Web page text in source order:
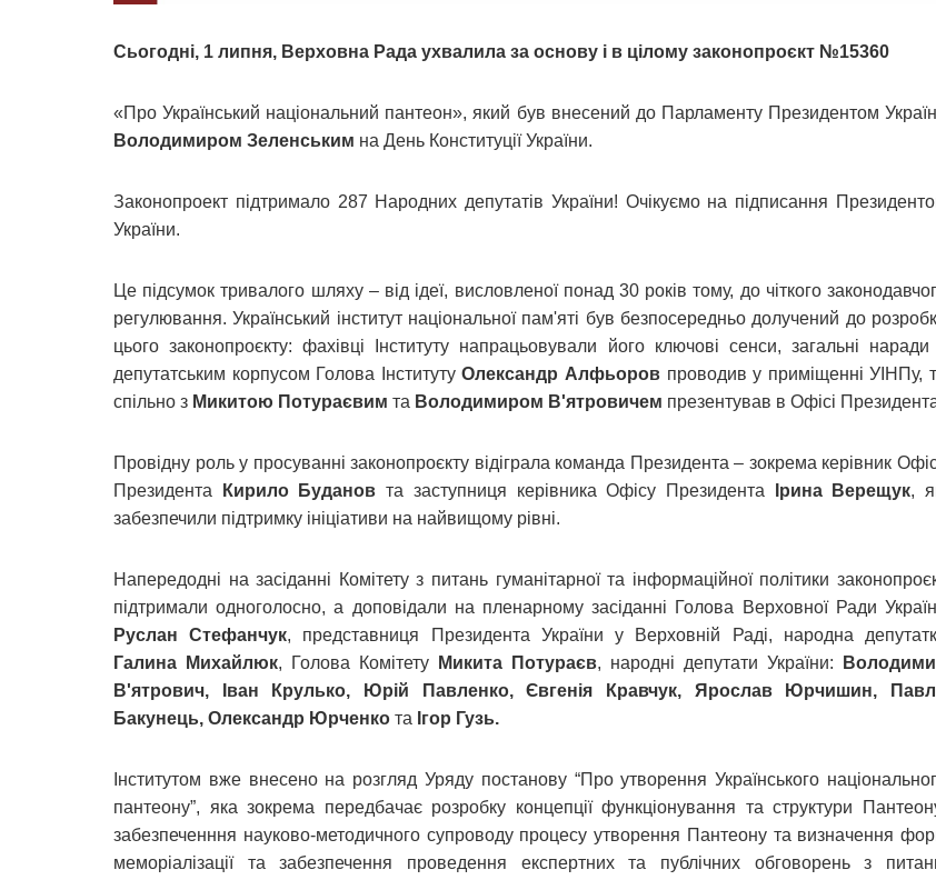
Сьогодні, 1 липня, Верховна Рада ухвалила за основу і в цілому законопроєкт №15360
«Про Український національний пантеон», який був внесений до Парламенту Президентом
Володимиром Зеленським на День Конституції України.
Законопроект підтримало 287 Народних депутатів України! Очікуємо на підписання
України.
Це підсумок тривалого шляху – від ідеї, висловленої понад 30 років тому, до чіткого
регулювання. Український інститут національної пам'яті був безпосередньо долучений до
цього законопроєкту: фахівці Інституту напрацьовували його ключові сенси, загальні наради
депутатським корпусом Голова ІнститутуОлександр Алфьоров проводив у приміщенні УІНПу,
спільно з Микитою Потураєвим та Володимиром В'ятровичем презентував в Офісі
Провідну роль у просуванні законопроєкту відіграла команда Президента – зокрема керівник
Президента
Кирило Буданов та заступниця керівника Офісу Президента Ірина Верещук,
забезпечили підтримку ініціативи на найвищому рівні.
Напередодні на засіданні Комітету з питань гуманітарної та інформаційної політики
підтримали одноголосно, а доповідали на пленарному засіданні Голова Верховної Ради
Руслан Стефанчук, представниця Президента України у Верховній Раді, народна
Галина Михайлюк, Голова Комітету Микита Потураєв, народні депутати України:
В'ятрович, Іван Крулько, Юрій Павленко, Євгенія Кравчук, Ярослав Юрчишин,
Бакунець, Олександр Юрченко та Ігор Гузь.
Інститутом вже внесено на розгляд Уряду постанову “Про утворення Українського
пантеону”, яка зокрема передбачає розробку концепції функціонування та структури
забезпеченння науково-методичного супроводу процесу утворення Пантеону та визначення
меморіалізації та забезпечення проведення експертних та публічних обговорень з